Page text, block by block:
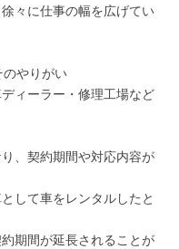
々に仕事の幅を広げてい
やりがい
ィーラー・修理工場など
、契約期間や対応内容が
して車をレンタルしたと
期間が延長されることが